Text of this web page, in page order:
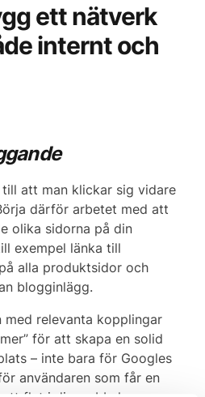
ett nätverk
internt och
att man klickar sig vidare
därför arbetet med att
olika sidorna på din
exempel länka till
alla produktsidor och
blogginlägg.
relevanta kopplingar
för att skapa en solid
– inte bara för Googles
användaren som får en